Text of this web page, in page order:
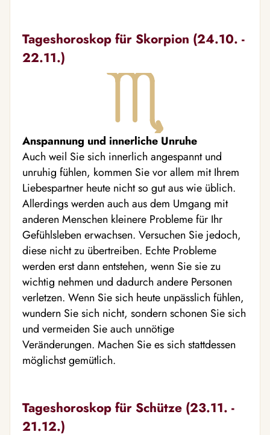
Tageshoroskop für Skorpion (24.10. -
22.11.)
Anspannung und innerliche Unruhe
Auch weil Sie sich innerlich angespannt und
unruhig fühlen, kommen Sie vor allem mit Ihrem
Liebespartner heute nicht so gut aus wie üblich.
Allerdings werden auch aus dem Umgang mit
anderen Menschen kleinere Probleme für Ihr
Gefühlsleben erwachsen. Versuchen Sie jedoch,
diese nicht zu übertreiben. Echte Probleme
werden erst dann entstehen, wenn Sie sie zu
wichtig nehmen und dadurch andere Personen
verletzen. Wenn Sie sich heute unpässlich fühlen,
wundern Sie sich nicht, sondern schonen Sie sich
und vermeiden Sie auch unnötige
Veränderungen. Machen Sie es sich stattdessen
möglichst gemütlich.
Tageshoroskop für Schütze (23.11. -
21.12.)